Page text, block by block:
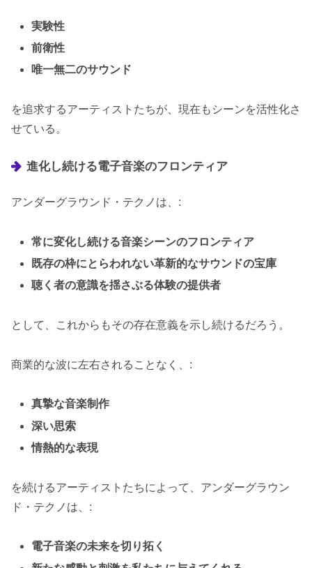
実験性
前衛性
唯一無二のサウンド
を追求するアーティストたちが、現在もシーンを活性化さ
せている。
進化し続ける電子音楽のフロンティア
アンダーグラウンド・テクノは、:
常に変化し続ける音楽シーンのフロンティア
既存の枠にとらわれない革新的なサウンドの宝庫
聴く者の意識を揺さぶる体験の提供者
として、これからもその存在意義を示し続けるだろう。
商業的な波に左右されることなく、:
真摯な音楽制作
深い思索
情熱的な表現
を続けるアーティストたちによって、アンダーグラウン
ド・テクノは、:
電子音楽の未来を切り拓く